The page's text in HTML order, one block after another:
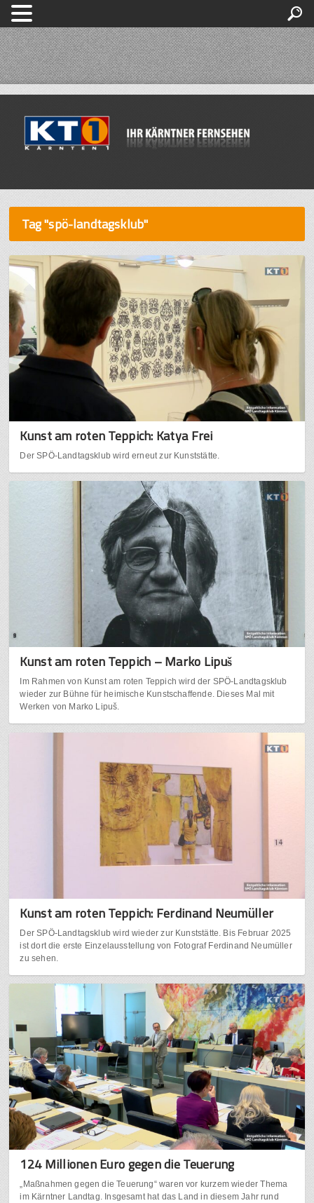
Tag "spö-landtagsklub"
Kunst am roten Teppich: Katya Frei
Der SPÖ-Landtagsklub wird erneut zur Kunststätte.
Kunst am roten Teppich – Marko Lipuš
Im Rahmen von Kunst am roten Teppich wird der SPÖ-Landtagsklub
wieder zur Bühne für heimische Kunstschaffende. Dieses Mal mit
Werken von Marko Lipuš.
Kunst am roten Teppich: Ferdinand Neumüller
Der SPÖ-Landtagsklub wird wieder zur Kunststätte. Bis Februar 2025
ist dort die erste Einzelausstellung von Fotograf Ferdinand Neumüller
zu sehen.
124 Millionen Euro gegen die Teuerung
„Maßnahmen gegen die Teuerung“ waren vor kurzem wieder Thema
im Kärntner Landtag. Insgesamt hat das Land in diesem Jahr rund